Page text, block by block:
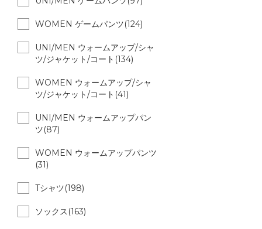
WOMEN ゲームパンツ(124)
UNI/MEN ウォームアップ/シャ
ツ/ジャケット/コート(134)
WOMEN ウォームアップ/シャ
ツ/ジャケット/コート(41)
UNI/MEN ウォームアップパン
ツ(87)
WOMEN ウォームアップパンツ
(31)
Tシャツ(198)
ソックス(163)